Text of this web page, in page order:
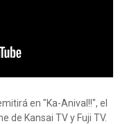
en "Ka-Anival!!", el
de Kansai TV y Fuji TV.